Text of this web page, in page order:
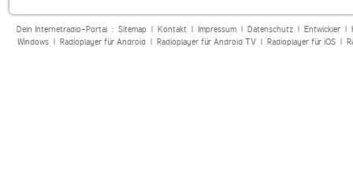
Dein Internetradio-Portal : Sitemap| Kontakt| Impressum| Datenschutz| Entwickler|
Windows| Radioplayer für Android| Radioplayer für Android TV| Radioplayer für iOS|